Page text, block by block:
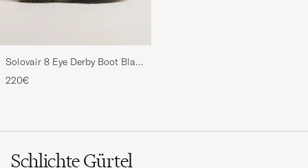
Solovair 8 Eye Derby Boot Black
Shine
220€
Schlichte Gürtel